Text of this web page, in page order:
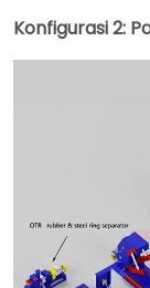
Konfigurasi 2: